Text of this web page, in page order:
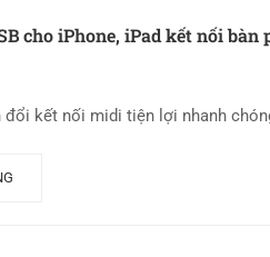
cho iPhone, iPad kết nối
đổi kết nối midi tiện lợi nhanh